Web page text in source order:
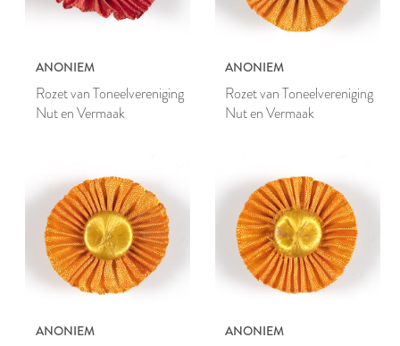
ANONIEM
Rozet van Toneelvereniging
Nut en Vermaak
ANONIEM
Rozet van Toneelvereniging
Nut en Vermaak
ANONIEM ANONIEM